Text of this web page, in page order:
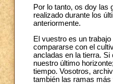
Por lo tanto, os doy las
realizado durante los
anteriormente.
El vuestro es un
compararse con el
ancladas en la tierra.
nuestro último
tiempo. Vosotros,
también las ramas más